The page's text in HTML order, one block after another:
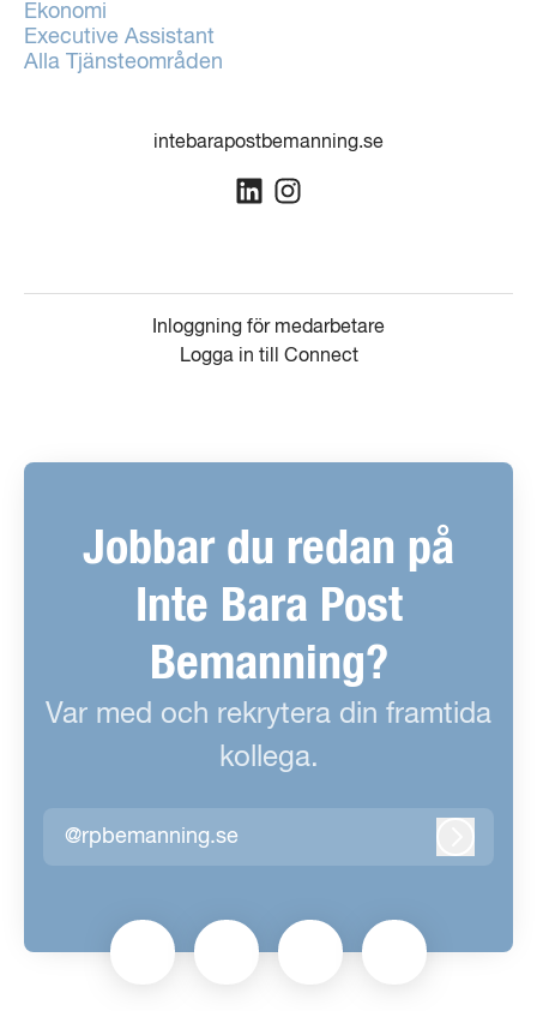
Ekonomi
Executive Assistant
Alla Tjänsteområden
intebarapostbemanning.se
Inloggning för medarbetare
Logga in till Connect
Jobbar du redan på
Inte Bara Post
Bemanning?
Var med och rekrytera din framtida
kollega.
@rpbemanning.se